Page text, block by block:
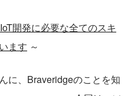
開発に必要な全てのスキ
ます ～
に、Braveridgeのことを知